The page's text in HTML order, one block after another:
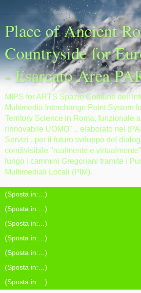
Place of Ancient
Countryside for
- Esarcato Area
MIPS for ARTS Spazio Comune
Multimedia Interchange Point System
Territory Science in Roma, funzionale
rinnovabile UOMO" .. elaborato nel
Servizi ..per il futuro sviluppo del
condivisibile "realmente e
lungo i cammini Gregoriani tramite i
Multimediali Locali (PIM).